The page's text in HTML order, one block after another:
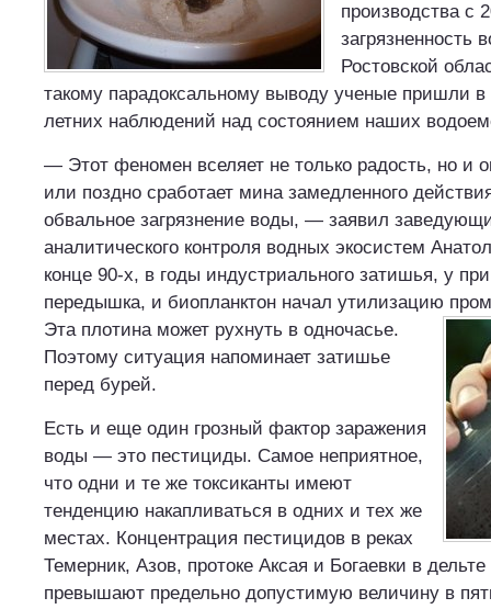
производства с
загрязненность
Ростовской
такому парадоксальному выводу ученые пришли в
летних наблюдений над состоянием наших
— Этот феномен вселяет не только радость, но и
или поздно сработает мина замедленного
обвальное загрязнение воды, — заявил
аналитического контроля водных экосистем
конце 90-х, в годы индустриального затишья, у
передышка, и биопланктон начал утилизацию
Эта плотина может рухнуть в одночасье.
Поэтому ситуация напоминает затишье
перед бурей.
Есть и еще один грозный фактор заражения
воды — это пестициды. Самое неприятное,
что одни и те же токсиканты имеют
тенденцию накапливаться в одних и тех же
местах. Концентрация пестицидов в реках
Темерник, Азов, протоке Аксая и Богаевки в
превышают предельно допустимую величину в